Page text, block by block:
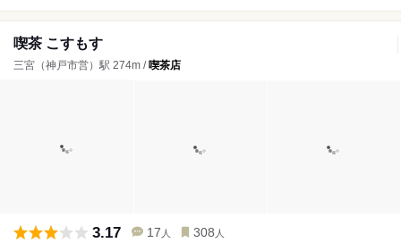
喫茶 こすもす
三宮（神戸市営）駅 274m /喫茶店
3.17 17 人 308 人